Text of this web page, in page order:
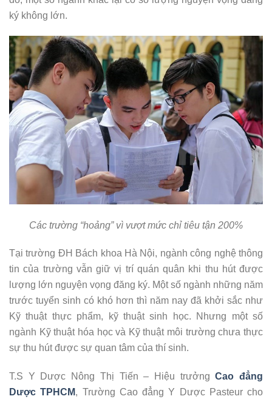
ký không lớn.
Các trường “hoảng” vì vượt mức chỉ tiêu tận 200%
Tại trường ĐH Bách khoa Hà Nội, ngành công nghệ thông
tin của trường vẫn giữ vị trí quán quân khi thu hút được
lượng lớn nguyện vọng đăng ký. Một số ngành những năm
trước tuyển sinh có khó hơn thì năm nay đã khởi sắc như
Kỹ thuật thực phẩm, kỹ thuật sinh học. Nhưng một số
ngành Kỹ thuật hóa học và Kỹ thuật môi trường chưa thực
sự thu hút được sự quan tâm của thí sinh.
T.S Y Dược Nông Thị Tiến – Hiệu trưởngCao đẳng
Dược TPHCM, Trường Cao đẳng Y Dược Pasteur cho